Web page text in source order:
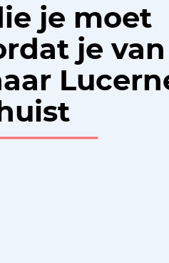
je moet
je van